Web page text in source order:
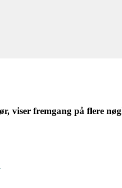
viser fremgang på flere